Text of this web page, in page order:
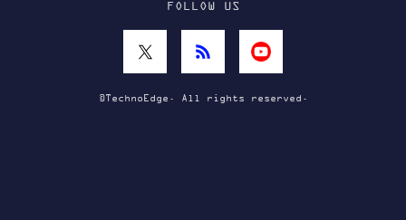
FOLLOW US
©TechnoEdge. All rights reserved.